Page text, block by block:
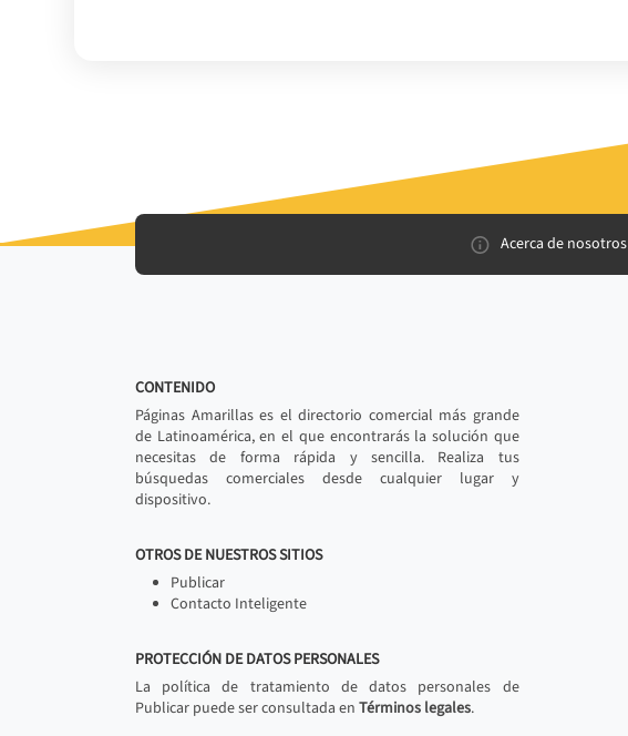
Acerca de nosotros
CONTENIDO
Páginas Amarillas es el directorio comercial más grande
de Latinoamérica, en el que encontrarás la solución que
necesitas de forma rápida y sencilla. Realiza tus
búsquedas comerciales desde cualquier lugar y
dispositivo.
OTROS DE NUESTROS SITIOS
Publicar
Contacto Inteligente
PROTECCIÓN DE DATOS PERSONALES
La política de tratamiento de datos personales de
Publicar puede ser consultada en Términos legales.